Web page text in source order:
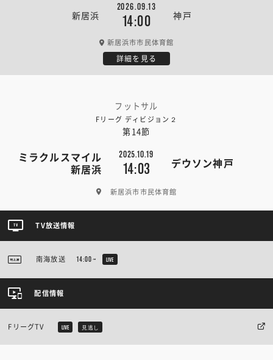
新居浜
2026.09.13
14:00 神戸
新居浜市市民体育館
詳細を見る
フットサル
Fリーグ ディビジョン２
第14節
ミラクルスマイル
新居浜
2025.10.19
14:03 デウソン神戸
新居浜市市民体育館
TV放送情報
南海放送 14:00~ LIVE
配信情報
FリーグTV LIVE 見逃し